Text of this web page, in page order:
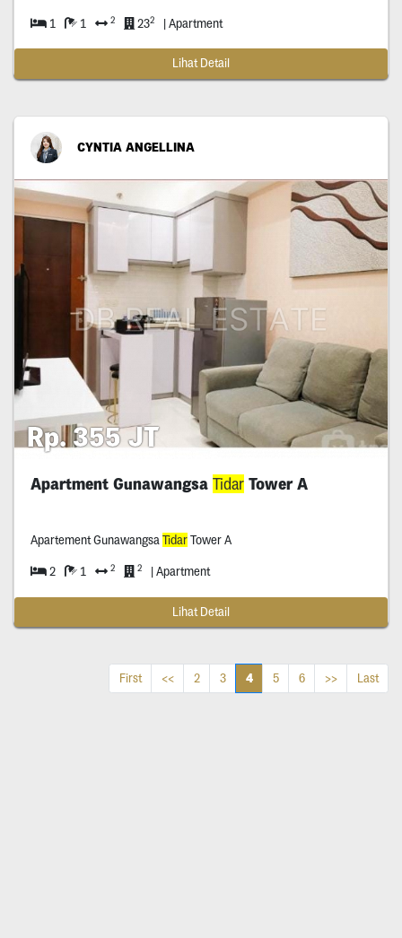
1 1 2 232 | Apartment
Lihat Detail
CYNTIA ANGELLINA
Rp. 355 JT
Apartment Gunawangsa TidarTower A
Apartement Gunawangsa TidarTower A
2 1 2 2 | Apartment
Lihat Detail
First << 2 3 4 5 6 >> Last